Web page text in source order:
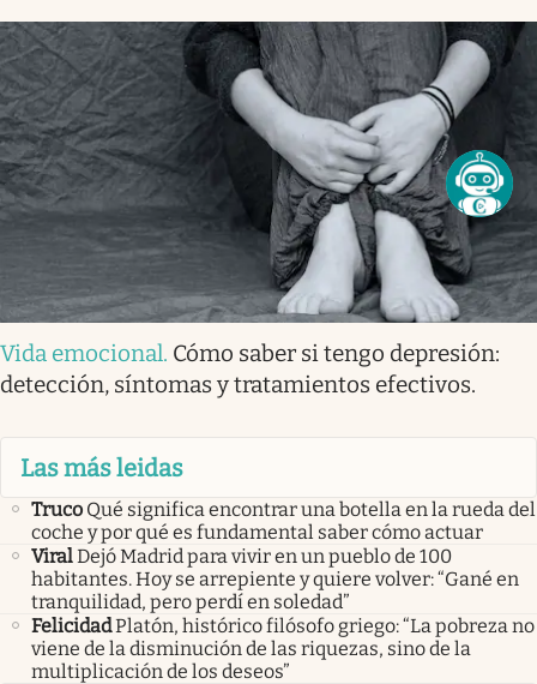
Vida emocional. Cómo saber si tengo depresión:
detección, síntomas y tratamientos efectivos.
Las más leidas
Truco Qué significa encontrar una botella en la rueda del
coche y por qué es fundamental saber cómo actuar
ViralDejó Madrid para vivir en un pueblo de 100
habitantes. Hoy se arrepiente y quiere volver: “Gané en
tranquilidad, pero perdí en soledad”
FelicidadPlatón, histórico filósofo griego: “La pobreza no
viene de la disminución de las riquezas, sino de la
multiplicación de los deseos”